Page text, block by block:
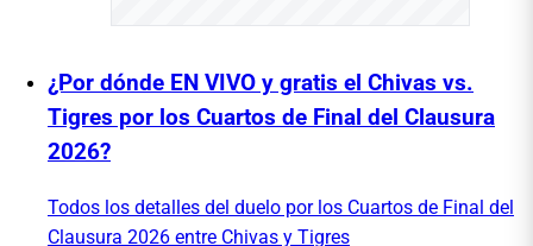
¿Por dónde EN VIVO y gratis el Chivas vs.
Tigres por los Cuartos de Final del Clausura
2026?
Todos los detalles del duelo por los Cuartos de Final del
Clausura 2026 entre Chivas y Tigres